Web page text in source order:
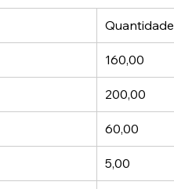
Quantidade
160,00
200,00
60,00
5,00